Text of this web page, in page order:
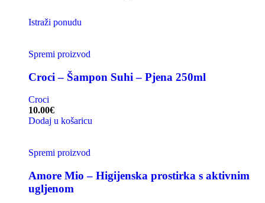
Istraži ponudu
Spremi proizvod
Croci – Šampon Suhi – Pjena 250ml
Croci
10.00€
Dodaj u košaricu
Spremi proizvod
Amore Mio – Higijenska prostirka s aktivnim
ugljenom